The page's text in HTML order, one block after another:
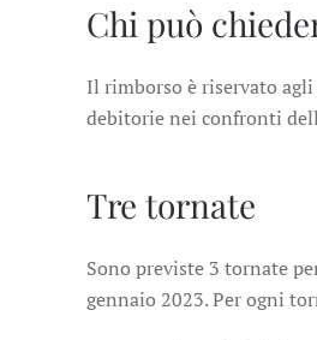
Chi può
Il rimborso è riservato
debitorie nei confronti
Tre tornate
Sono previste 3 tornate
gennaio 2023. Per ogni